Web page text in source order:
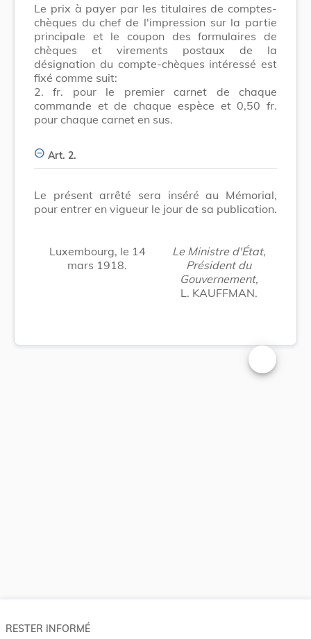
Le prix à payer par les titulaires de comptes-
chèques du chef de l'impression sur la partie
principale et le coupon des formulaires de
chèques et virements postaux de la
désignation du compte-chèques intéressé est
fixé comme suit:
2. fr. pour le premier carnet de chaque
commande et de chaque espèce et 0,50 fr.
pour chaque carnet en sus.
Art. 2.
Le présent arrêté sera inséré au Mémorial,
pour entrer en vigueur le jour de sa publication.
Luxembourg, le 14
mars 1918.
Le Ministre d'État,
Président du
Gouvernement,
L. KAUFFMAN.
Changer la
RESTER INFORMÉ